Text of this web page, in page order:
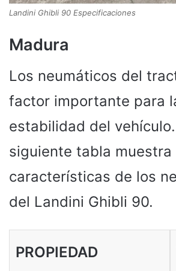
Landini Ghibli 90 Especificaciones
Madura
Los neumáticos del
factor importante para
estabilidad del
siguiente tabla muestra
características de los
del Landini Ghibli 90.
PROPIEDAD